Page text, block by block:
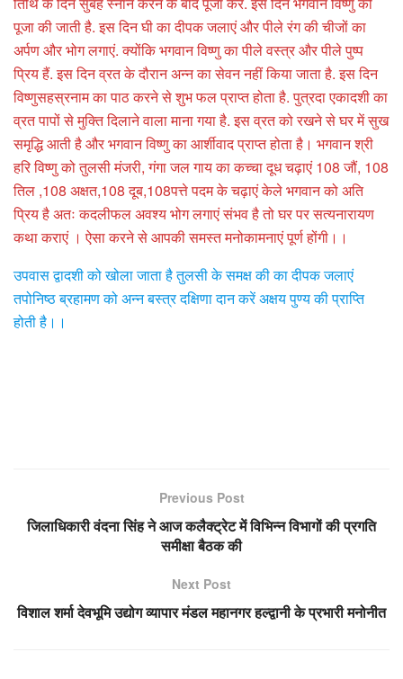
पूजा की जाती है. इस दिन घी का दीपक जलाएं और पीले रंग की चीजों का
अर्पण और भोग लगाएं. क्योंकि भगवान विष्णु का पीले वस्त्र और पीले पुष्प
प्रिय हैं. इस दिन व्रत के दौरान अन्न का सेवन नहीं किया जाता है. इस दिन
विष्णुसहस्रनाम का पाठ करने से शुभ फल प्राप्त होता है. पुत्रदा एकादशी का
व्रत पापों से मुक्ति दिलाने वाला माना गया है. इस व्रत को रखने से घर में सुख
समृद्धि आती है और भगवान विष्णु का आर्शीवाद प्राप्त होता है। भगवान श्री
हरि विष्णु को तुलसी मंजरी, गंगा जल गाय का कच्चा दूध चढ़ाएं 108 जौं, 108
तिल ,108 अक्षत,108 दूब,108पत्ते पदम के चढ़ाएं केले भगवान को अति
प्रिय है अतः कदलीफल अवश्य भोग लगाएं संभव है तो घर पर सत्यनारायण
कथा कराएं । ऐसा करने से आपकी समस्त मनोकामनाएं पूर्ण होंगी।।
उपवास द्वादशी को खोला जाता है तुलसी के समक्ष की का दीपक जलाएं
तपोनिष्ठ ब्रहामण को अन्न बस्त्र दक्षिणा दान करें अक्षय पुण्य की प्राप्ति
होती है।।
Previous Post
जिलाधिकारी वंदना सिंह ने आज कलैक्ट्रेट में विभिन्न विभागों की प्रगति
समीक्षा बैठक की
Next Post
विशाल शर्मा देवभूमि उद्योग व्यापार मंडल महानगर हल्द्वानी के प्रभारी मनोनीत